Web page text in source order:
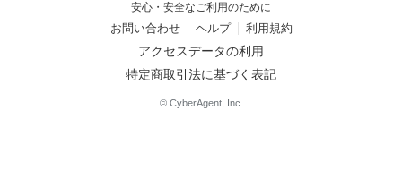
安心・安全なご利用のために
お問い合わせ ヘルプ 利用規約
アクセスデータの利用
特定商取引法に基づく表記
© CyberAgent, Inc.